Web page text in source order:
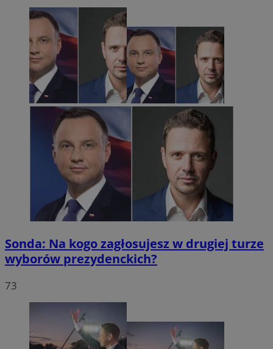
Sonda: Na kogo zagłosujesz w drugiej turze
wyborów prezydenckich?
73